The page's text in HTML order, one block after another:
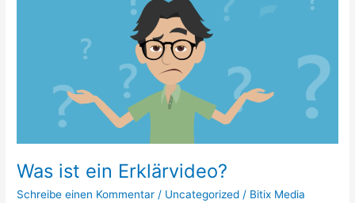
Was ist ein Erklärvideo?
Schreibe einen Kommentar / Uncategorized / Bitix Media